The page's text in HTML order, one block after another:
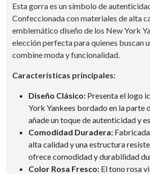
Esta gorra es un símbolo de
Confeccionada con materiales de alta
emblemático diseño de los New York
elección perfecta para quienes buscan
combine moda y funcionalidad.
Características principales:
Diseño Clásico: Presenta el logo
York Yankees bordado en la parte
añade un toque de autenticidad y
Comodidad Duradera:
alta calidad y una estructura
ofrece comodidad y durabilidad
Color Rosa Fresco: El tono rosa